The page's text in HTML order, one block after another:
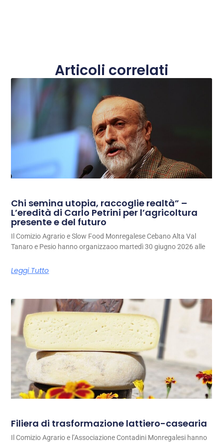
Articoli correlati
Chi semina utopia, raccoglie realtà” –
L’eredità di Carlo Petrini per l’agricoltura
presente e del futuro
Il Comizio Agrario e Slow Food Monregalese Cebano Alta Val
Tanaro e Pesio hanno organizzaoo martedì 30 giugno 2026 alle
Leggi Tutto
Filiera di trasformazione lattiero-casearia
Il Comizio Agrario e l’Associazione Contadini Monregalesi hanno